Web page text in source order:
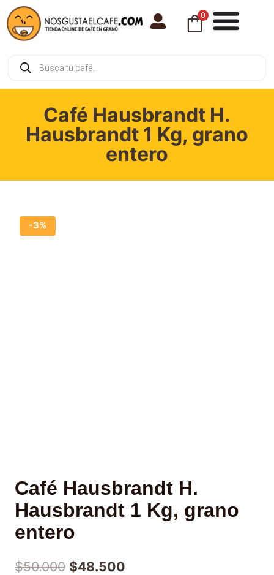
0
Café Hausbrandt H.
Hausbrandt 1 Kg, grano
entero
-3%
Café Hausbrandt H.
Hausbrandt 1 Kg, grano
entero
$50.000 $48.500